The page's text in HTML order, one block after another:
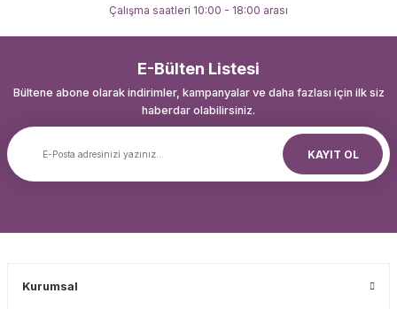
Çalışma saatleri 10:00 - 18:00 arası
E-Bülten Listesi
Bültene abone olarak indirimler, kampanyalar ve daha fazlası için ilk siz
haberdar olabilirsiniz.
KAYIT OL
Kurumsal